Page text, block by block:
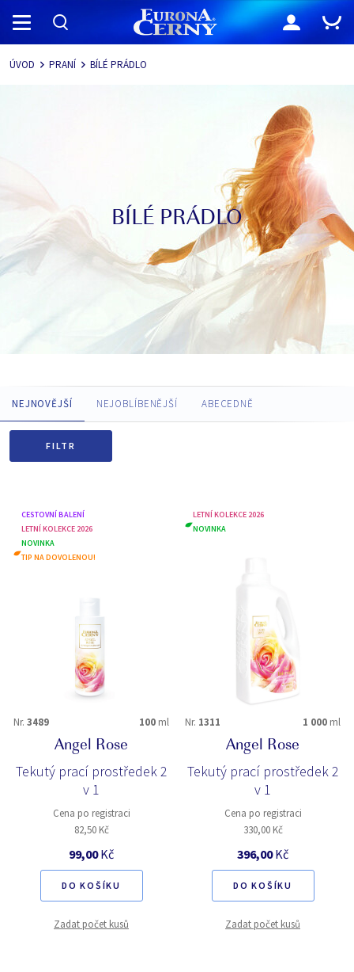
Navigace
ÚVOD PRANÍ BÍLÉ PRÁDLO
BÍLÉ PRÁDLO
NEJNOVĚJŠÍ NEJOBLÍBENĚJŠÍ ABECEDNĚ
FILTR
CESTOVNÍ BALENÍ
LETNÍ KOLEKCE 2026
NOVINKA
TIP NA DOVOLENOU!
Nr. 3489 100 ml
Angel Rose
Tekutý prací prostředek 2
v 1
Cena po registraci
82,50 Kč
99,00Kč
DO KOŠÍKU
Zadat počet kusů
LETNÍ KOLEKCE 2026
NOVINKA
Nr. 1311 1 000 ml
Angel Rose
Tekutý prací prostředek 2
v 1
Cena po registraci
330,00 Kč
396,00Kč
DO KOŠÍKU
Zadat počet kusů